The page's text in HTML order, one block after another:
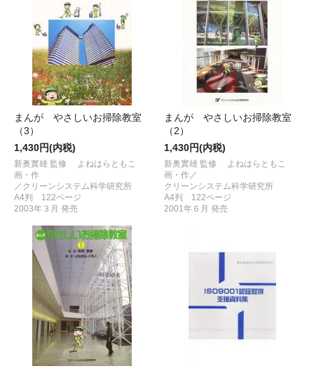
まんが やさしいお掃除教室
（3）
1,430円(内税)
新奥實雄 監修 よねはらともこ
画・作
／クリーンシステム科学研究所
A4判 122ページ
2003年３月 発売
まんが やさしいお掃除教室
（2）
1,430円(内税)
新奥實雄 監修 よねはらともこ
画・作／
クリーンシステム科学研究所
A4判 122ページ
2001年６月 発売